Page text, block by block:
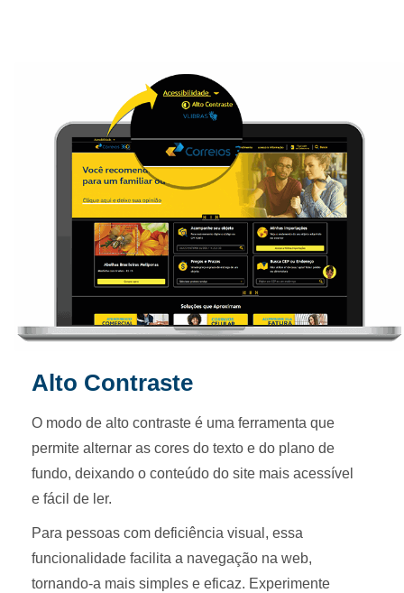
Alto Contraste
O modo de alto contraste é uma ferramenta que
permite alternar as cores do texto e do plano de
fundo, deixando o conteúdo do site mais acessível
e fácil de ler.
Para pessoas com deficiência visual, essa
funcionalidade facilita a navegação na web,
tornando-a mais simples e eficaz. Experimente